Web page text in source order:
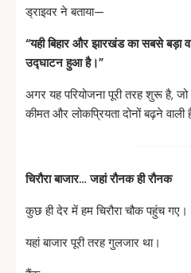
ड्राइवर ने बताया—
“यहीबिहारऔरझारखंडकासबसेबड़ा
उद्घाटनहुआ है।”
अगर यह परियोजना पूरी तरह शुरू है,
कीमत और लोकप्रियता दोनों बढ़ने वाली
चिरौराबाजार…जहांरौनकहीरौनक
कुछ ही देर में हम चिरौरा चौक पहुंच गए।
यहां बाजार पूरी तरह गुलजार था।